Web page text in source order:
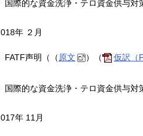
国際的な資金洗浄・テロ資金供与
年 ２月
FATF声明（（ 原文 ）（ 仮訳（
国際的な資金洗浄・テロ資金供与
年 11月